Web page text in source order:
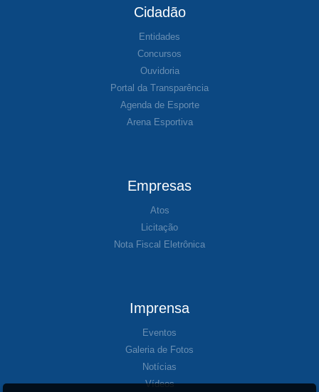
Cidadão
Entidades
Concursos
Ouvidoria
Portal da Transparência
Agenda de Esporte
Arena Esportiva
Empresas
Atos
Licitação
Nota Fiscal Eletrônica
Imprensa
Eventos
Galeria de Fotos
Notícias
Vídeos